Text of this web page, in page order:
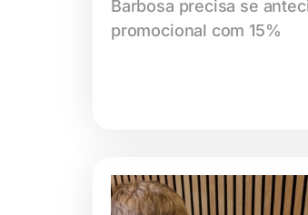
Barbosa precisa se
promocional com 15%